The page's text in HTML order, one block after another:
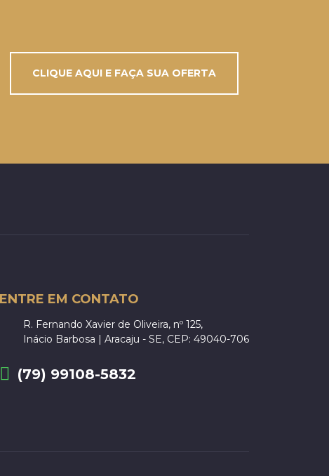
CLIQUE AQUI E FAÇA SUA OFERTA
ENTRE EM CONTATO
R. Fernando Xavier de Oliveira, nº 125,
Inácio Barbosa | Aracaju - SE, CEP: 49040-706
(79) 99108-5832